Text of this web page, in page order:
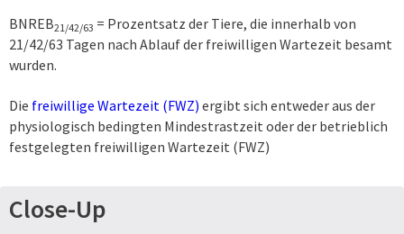
BNREB21/42/63 = Prozentsatz der Tiere, die innerhalb von
21/42/63 Tagen nach Ablauf der freiwilligen Wartezeit besamt
wurden.
Die freiwillige Wartezeit (FWZ) ergibt sich entweder aus der
physiologisch bedingten Mindestrastzeit oder der betrieblich
festgelegten freiwilligen Wartezeit (FWZ)
Close-Up